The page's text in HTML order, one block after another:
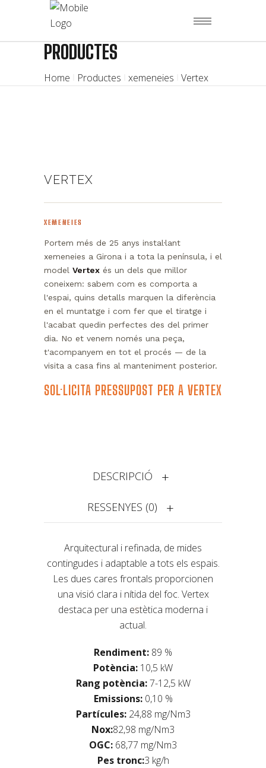
PRODUCTES
Home Productes xemeneies Vertex
VERTEX
XEMENEIES
Portem més de 25 anys instal·lant
xemeneies a Girona i a tota la península, i el
model Vertex és un dels que millor
coneixem: sabem com es comporta a
l'espai, quins detalls marquen la diferència
en el muntatge i com fer que el tiratge i
l'acabat quedin perfectes des del primer
dia. No et venem només una peça,
t'acompanyem en tot el procés — de la
visita a casa fins al manteniment posterior.
SOL·LICITA PRESSUPOST PER A VERTEX
DESCRIPCIÓ
RESSENYES (0)
Arquitectural i refinada, de mides
contingudes i adaptable a tots els espais.
Les dues cares frontals proporcionen
una visió clara i nítida del foc. Vertex
destaca per una estètica moderna i
actual.
Rendiment: 89 %
Potència: 10,5 kW
Rang potència:7-12,5 kW
Emissions: 0,10 %
Partícules: 24,88 mg/Nm3
Nox:82,98 mg/Nm3
OGC: 68,77 mg/Nm3
Pes tronc:3 kg/h